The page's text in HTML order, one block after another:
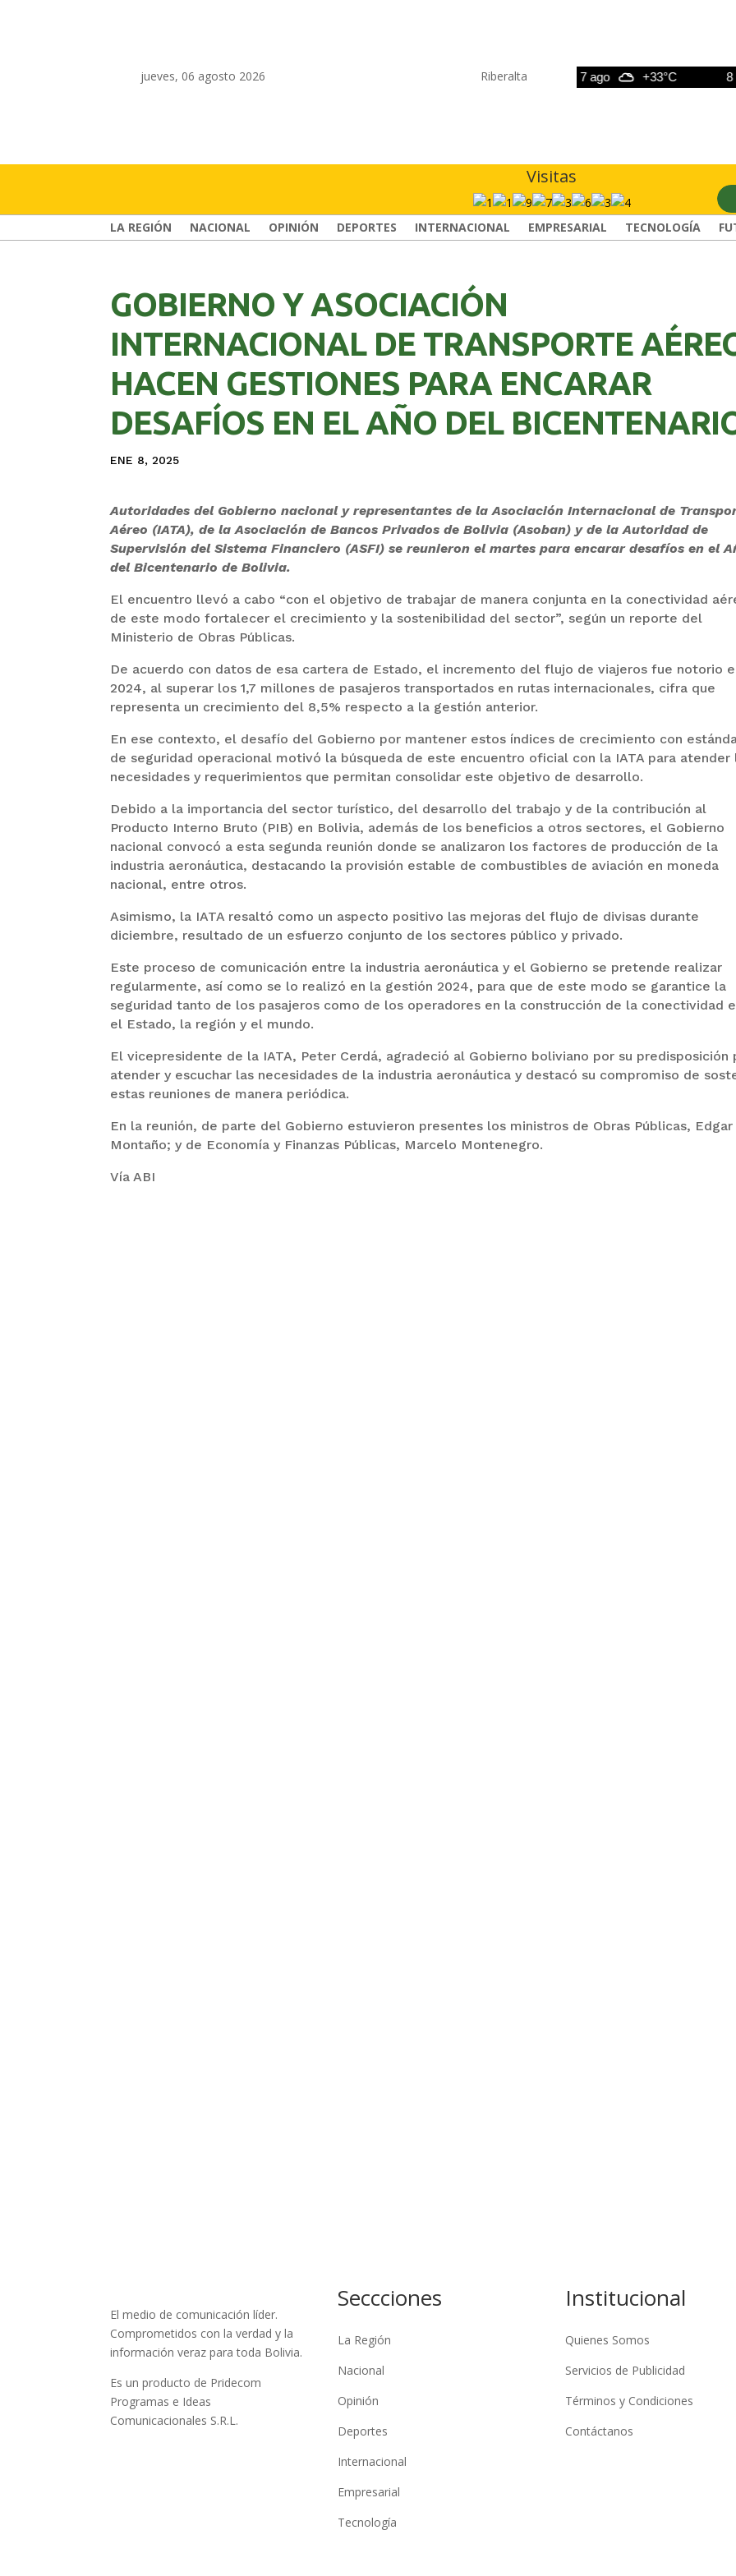
jueves, 06 agosto 2026 Riberalta
+33°C 7 ago +33°C 8 ago
Visitas
LA REGIÓN NACIONAL OPINIÓN DEPORTES INTERNACIONAL EMPRESARIAL TECNOLOGÍA
GOBIERNO Y ASOCIACIÓN
INTERNACIONAL DE TRANSPORTE
HACEN GESTIONES PARA ENCARAR
DESAFÍOS EN EL AÑO DEL
ENE 8, 2025
Autoridades del Gobierno nacional y representantes de la Asociación Internacional de
Aéreo (IATA), de la Asociación de Bancos Privados de Bolivia (Asoban) y de la Autoridad de
Supervisión del Sistema Financiero (ASFI) se reunieron el martes para encarar desafíos en el
del Bicentenario de Bolivia.
El encuentro llevó a cabo “con el objetivo de trabajar de manera conjunta en la conectividad
de este modo fortalecer el crecimiento y la sostenibilidad del sector”, según un reporte del
Ministerio de Obras Públicas.
De acuerdo con datos de esa cartera de Estado, el incremento del flujo de viajeros fue notorio
2024, al superar los 1,7 millones de pasajeros transportados en rutas internacionales, cifra que
representa un crecimiento del 8,5% respecto a la gestión anterior.
En ese contexto, el desafío del Gobierno por mantener estos índices de crecimiento con
de seguridad operacional motivó la búsqueda de este encuentro oficial con la IATA para atender
necesidades y requerimientos que permitan consolidar este objetivo de desarrollo.
Debido a la importancia del sector turístico, del desarrollo del trabajo y de la contribución al
Producto Interno Bruto (PIB) en Bolivia, además de los beneficios a otros sectores, el Gobierno
nacional convocó a esta segunda reunión donde se analizaron los factores de producción de la
industria aeronáutica, destacando la provisión estable de combustibles de aviación en moneda
nacional, entre otros.
Asimismo, la IATA resaltó como un aspecto positivo las mejoras del flujo de divisas durante
diciembre, resultado de un esfuerzo conjunto de los sectores público y privado.
Este proceso de comunicación entre la industria aeronáutica y el Gobierno se pretende realizar
regularmente, así como se lo realizó en la gestión 2024, para que de este modo se garantice la
seguridad tanto de los pasajeros como de los operadores en la construcción de la conectividad
el Estado, la región y el mundo.
El vicepresidente de la IATA, Peter Cerdá, agradeció al Gobierno boliviano por su predisposición
atender y escuchar las necesidades de la industria aeronáutica y destacó su compromiso de
estas reuniones de manera periódica.
En la reunión, de parte del Gobierno estuvieron presentes los ministros de Obras Públicas, Edgar
Montaño; y de Economía y Finanzas Públicas, Marcelo Montenegro.
Vía ABI
El medio de comunicación líder.
Comprometidos con la verdad y la
información veraz para toda Bolivia.
Es un producto de Pridecom
Programas e Ideas
Comunicacionales S.R.L.
Seccciones
La Región
Nacional
Opinión
Deportes
Internacional
Empresarial
Tecnología
Institucional
Quienes Somos
Servicios de Publicidad
Términos y Condiciones
Contáctanos